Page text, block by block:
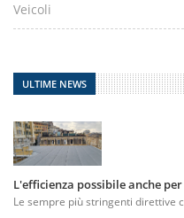
Veicoli
ULTIME NEWS
L'efficienza possibile anche
Le sempre più stringenti direttive